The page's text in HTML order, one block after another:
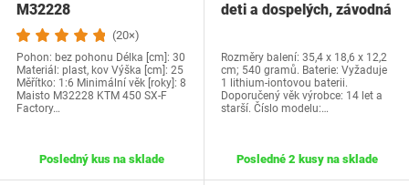
M32228
(20×)
Pohon: bez pohonu Délka [cm]: 30
Materiál: plast, kov Výška [cm]: 25
Měřítko: 1:6 Minimální věk [roky]: 8
Maisto M32228 KTM 450 SX-F
Factory…
Posledný kus na sklade
deti a dospelých, závodná
Rozměry balení: 35,4 x 18,6 x 12,2
cm; 540 gramů. Baterie: Vyžaduje
1 lithium-iontovou baterii.
Doporučený věk výrobce: 14 let a
starší. Číslo modelu:…
Posledné 2 kusy na sklade